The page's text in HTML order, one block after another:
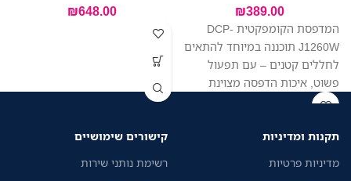
₪389.00
המדפסת הקומפקטית DCP-
J1260W תוכננה במיוחד להתאים
לחללים קטנים – עם תפעול
פשוט, איכות הדפסה מצוינת
ומחיר משתלם. הדפיסו, סרקו
אחד. החיבור האלחוטי מאפשר
₪648.00
תקנות ומדיניות
מדיניות פרטיות
קישורים שימושיים
רשימת נותני שירות